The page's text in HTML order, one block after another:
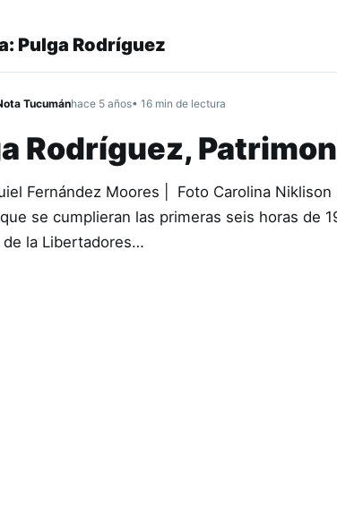
Pulga Rodríguez
Tucumánhace 5 años• 16 min de lectura
Rodríguez,
Fernández Moores | Foto Carolina
se cumplieran las primeras seis horas de
de la Libertadores…